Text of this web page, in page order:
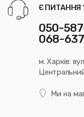
Є ПИТАННЯ
050-
068-
м. Харків:
Ми на